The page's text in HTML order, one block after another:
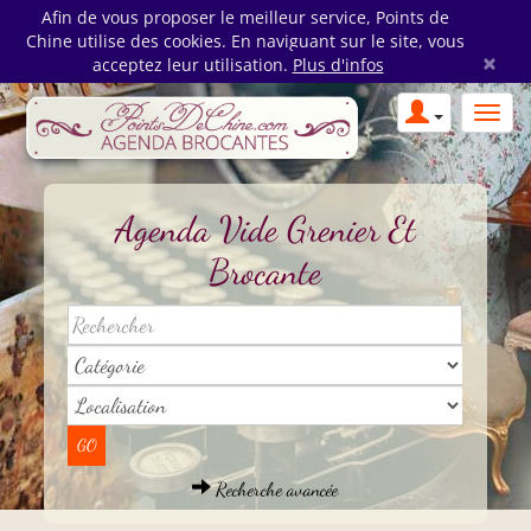
Afin de vous proposer le meilleur service, Points de
Chine utilise des cookies. En naviguant sur le site, vous
acceptez leur utilisation. Plus d'infos ×
Agenda Vide Grenier Et
Brocante
Recherche avancée